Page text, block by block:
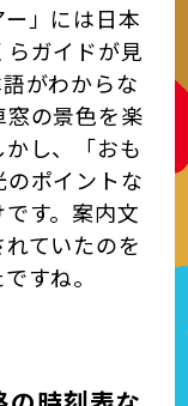
ー」には日本
ガイドが見
がわからな
窓の景色を楽
し、「おも
ポイントな
す。案内文
ていたのを
すね。